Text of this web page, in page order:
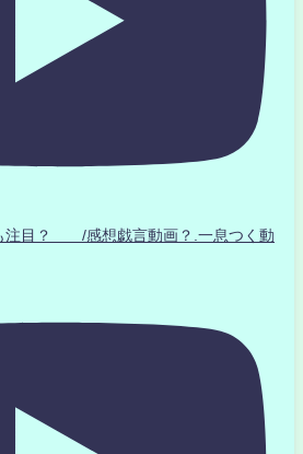
注目？ /感想戯言動画？.一息つく動